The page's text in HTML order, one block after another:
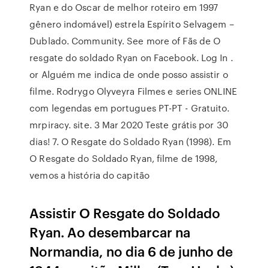
Ryan e do Oscar de melhor roteiro em 1997
gênero indomável) estrela Espírito Selvagem –
Dublado. Community. See more of Fãs de O
resgate do soldado Ryan on Facebook. Log In .
or Alguém me indica de onde posso assistir o
filme. Rodrygo Olyveyra Filmes e series ONLINE
com legendas em portugues PT-PT - Gratuito.
mrpiracy. site. 3 Mar 2020 Teste grátis por 30
dias! 7. O Resgate do Soldado Ryan (1998). Em
O Resgate do Soldado Ryan, filme de 1998,
vemos a história do capitão
Assistir O Resgate do Soldado
Ryan. Ao desembarcar na
Normandia, no dia 6 de junho de